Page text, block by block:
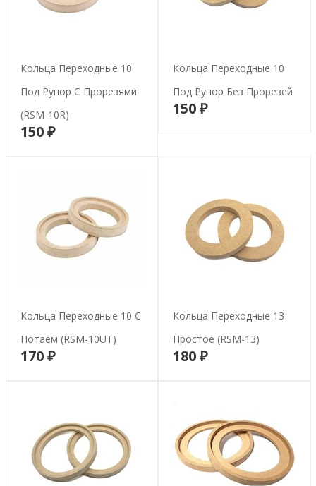
Кольца Переходные 10
Под Рупор С Прорезями
(RSM-10R)
150 ₽В корзину
Кольца Переходные 10
Под Рупор Без Прорезей
150 ₽В корзину
Кольца Переходные 10 С
Потаем (RSM-10UT)
170 ₽В корзину
Кольца Переходные 13
Простое (RSM-13)
180 ₽В корзину